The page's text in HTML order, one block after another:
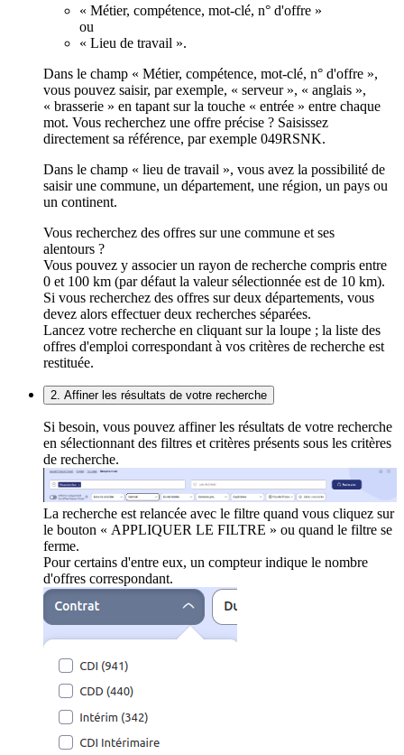
« Métier, compétence, mot-clé, n° d'offre »
ou
« Lieu de travail ».
Dans le champ « Métier, compétence, mot-clé, n° d'offre »,
vous pouvez saisir, par exemple, « serveur », « anglais »,
« brasserie » en tapant sur la touche « entrée » entre chaque
mot. Vous recherchez une offre précise ? Saisissez
directement sa référence, par exemple 049RSNK.
Dans le champ « lieu de travail », vous avez la possibilité de
saisir une commune, un département, une région, un pays ou
un continent.
Vous recherchez des offres sur une commune et ses
alentours ?
Vous pouvez y associer un rayon de recherche compris entre
0 et 100 km (par défaut la valeur sélectionnée est de 10 km).
Si vous recherchez des offres sur deux départements, vous
devez alors effectuer deux recherches séparées.
Lancez votre recherche en cliquant sur la loupe ; la liste des
offres d'emploi correspondant à vos critères de recherche est
restituée.
2. Affiner les résultats de votre recherche
Si besoin, vous pouvez affiner les résultats de votre recherche
en sélectionnant des filtres et critères présents sous les critères
de recherche.
La recherche est relancée avec le filtre quand vous cliquez sur
le bouton « APPLIQUER LE FILTRE » ou quand le filtre se
ferme.
Pour certains d'entre eux, un compteur indique le nombre
d'offres correspondant.